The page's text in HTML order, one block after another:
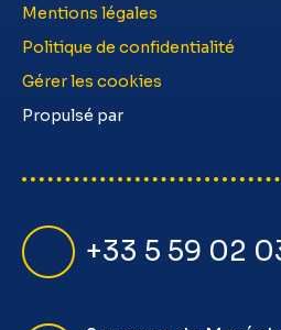
Mentions légales
Politique de confidentialité
Gérer les cookies
Propulsé par
+33 5 59 02